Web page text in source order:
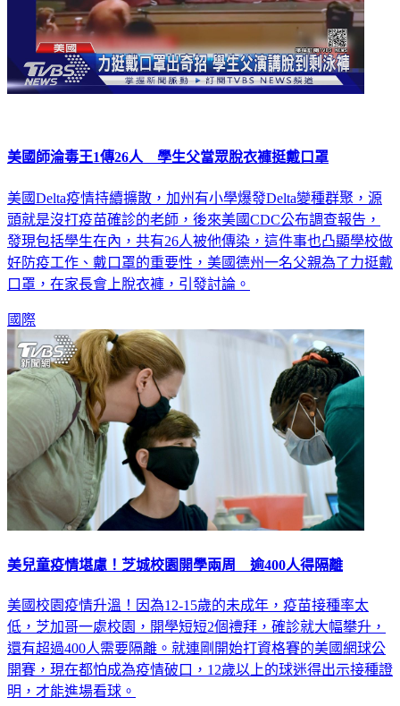
美國師淪毒王1傳26人 學生父當眾脫衣褲挺戴口罩
美國Delta疫情持續擴散，加州有小學爆發Delta變種群聚，源
頭就是沒打疫苗確診的老師，後來美國CDC公布調查報告，
發現包括學生在內，共有26人被他傳染，這件事也凸顯學校做
好防疫工作、戴口罩的重要性，美國德州一名父親為了力挺戴
口罩，在家長會上脫衣褲，引發討論。
國際
美兒童疫情堪慮！芝城校園開學兩周 逾400人得隔離
美國校園疫情升溫！因為12-15歲的未成年，疫苗接種率太
低，芝加哥一處校園，開學短短2個禮拜，確診就大幅攀升，
還有超過400人需要隔離。就連剛開始打資格賽的美國網球公
開賽，現在都怕成為疫情破口，12歲以上的球迷得出示接種證
明，才能進場看球。